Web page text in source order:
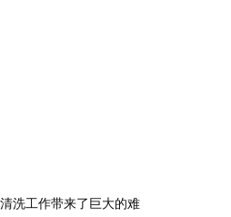
洗工作带来了巨大的难